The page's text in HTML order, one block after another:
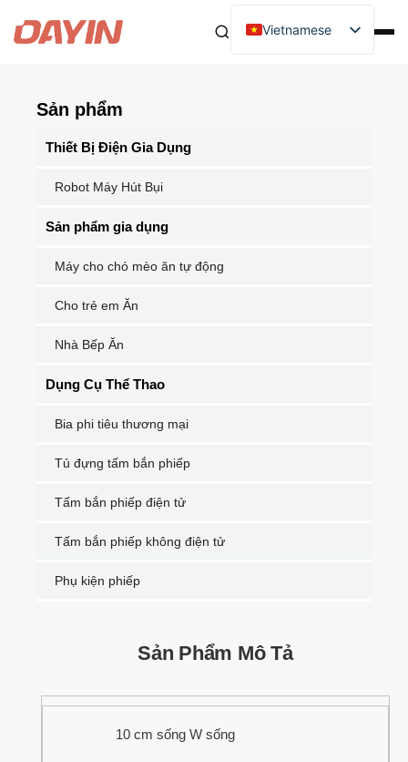
Vietnamese
Sản phẩm
Thiết Bị Điện Gia Dụng
Robot Máy Hút Bụi
Sản phẩm gia dụng
Máy cho chó mèo ăn tự động
Cho trẻ em Ăn
Nhà Bếp Ăn
Dụng Cụ Thể Thao
Bia phi tiêu thương mại
Tủ đựng tấm bắn phiếp
Tấm bắn phiếp điện tử
Tấm bắn phiếp không điện tử
Phụ kiện phiếp
Sản Phẩm Mô Tả
10 cm sống W sống